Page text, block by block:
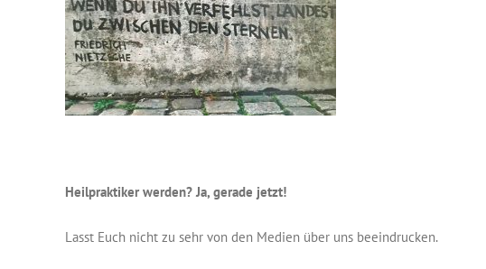
Heilpraktiker werden? Ja, gerade jetzt!
Lasst Euch nicht zu sehr von den Medien über uns beeindrucken.